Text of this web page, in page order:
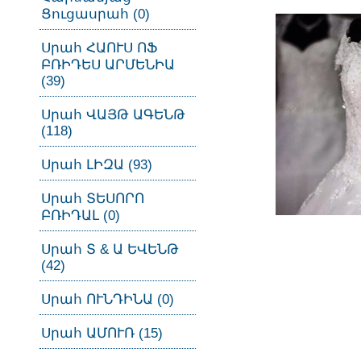
Ցուցասրահ (0)
Սրահ ՀԱՈՒՍ ՈՖ
ԲՌԻԴԵՍ ԱՐՄԵՆԻԱ
(39)
Սրահ ՎԱՅԹ ԱԳԵՆԹ
(118)
Սրահ ԼԻԶԱ (93)
Սրահ ՏԵՍՈՐՈ
ԲՌԻԴԱԼ (0)
Սրահ Տ & Ա ԵՎԵՆԹ
(42)
Սրահ ՈՒՆԴԻՆԱ (0)
Սրահ ԱՄՈՒՌ (15)